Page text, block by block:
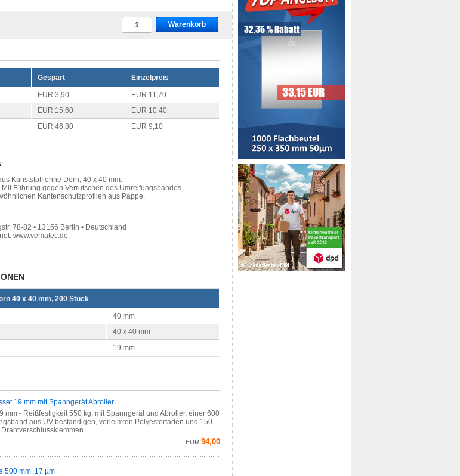
Gespart Einzelpreis
EUR 3,90
EUR 11,70
EUR 15,60
EUR 10,40
EUR 46,80 EUR 9,10
Kunststoff ohne Dorn, 40 x 40 mm.
Führung gegen Verrutschen des Umreifungsbandes.
Kantenschutzprofilen aus Pappe.
78-82 • 13156 Berlin • Deutschland
www.vematec.de
40 x 40 mm, 200 Stück
40 mm
40 x 40 mm
19 mm
19 mm mit Spanngerät Abroller
mm - Reißfestigkeit 550 kg, mit Spanngerät und Abroller, einer 600
aus UV-beständigen, verleimten Polyesterfäden und 150
EUR 94,00
500 mm, 17 µm